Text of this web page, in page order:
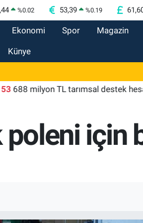
%0.02 53,39 %0.19
Ekonomi Spor Magazin
Künye
milyon TL tarımsal destek
poleni için